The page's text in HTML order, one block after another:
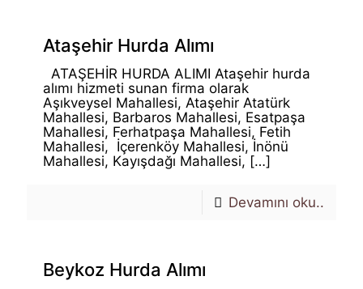
Ataşehir Hurda Alımı
ATAŞEHİR HURDA ALIMI Ataşehir hurda
alımı hizmeti sunan firma olarak
Aşıkveysel Mahallesi, Ataşehir Atatürk
Mahallesi, Barbaros Mahallesi, Esatpaşa
Mahallesi, Ferhatpaşa Mahallesi, Fetih
Mahallesi, İçerenköy Mahallesi, İnönü
Mahallesi, Kayışdağı Mahallesi, […]
Devamını oku..
Beykoz Hurda Alımı